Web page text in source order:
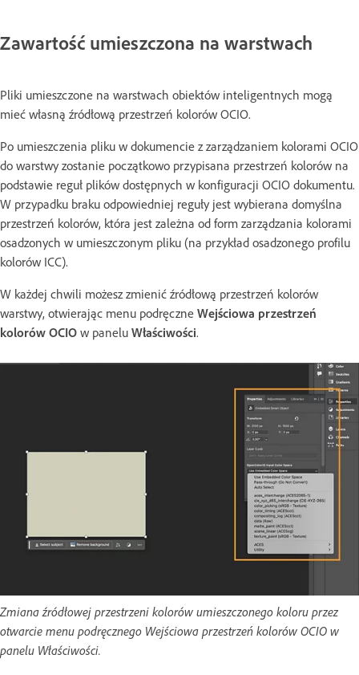
Zawartość umieszczona na warstwach
Pliki umieszczone na warstwach obiektów inteligentnych mogą
mieć własną źródłową przestrzeń kolorów OCIO.
Po umieszczenia pliku w dokumencie z zarządzaniem kolorami OCIO
do warstwy zostanie początkowo przypisana przestrzeń kolorów na
podstawie reguł plików dostępnych w konfiguracji OCIO dokumentu.
W przypadku braku odpowiedniej reguły jest wybierana domyślna
przestrzeń kolorów, która jest zależna od form zarządzania kolorami
osadzonych w umieszczonym pliku (na przykład osadzonego profilu
kolorów ICC).
W każdej chwili możesz zmienić źródłową przestrzeń kolorów
warstwy, otwierając menu podręczne Wejściowa przestrzeń
kolorów OCIO w panelu Właściwości.
Zmiana źródłowej przestrzeni kolorów umieszczonego koloru przez
otwarcie menu podręcznego Wejściowa przestrzeń kolorów OCIO w
panelu Właściwości.